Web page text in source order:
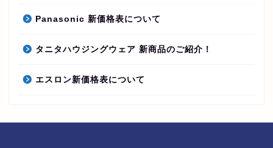
Panasonic 新価格表について
タニタハウジングウェア 新商品のご紹介！
エスロン新価格表について